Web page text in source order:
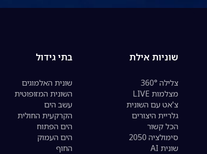
שוניות אילת
צלילה 360°
מצלמות LIVE
צ'אט עם השונית
גלריית היצורים
הכל קשור
סימולציה 2050
שונית AI
בתי גידול
שונית האלמוגים
השונית המזופוטית
עשב הים
הקרקעית החולית
הים הפתוח
הים העמוק
החוף